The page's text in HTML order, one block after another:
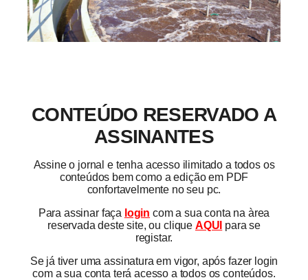
CONTEÚDO RESERVADO A
ASSINANTES
Assine o jornal e tenha acesso ilimitado a todos os
conteúdos bem como a edição em PDF
confortavelmente no seu pc.
Para assinar faça login com a sua conta na àrea
reservada deste site, ou clique AQUI para se
registar.
Se já tiver uma assinatura em vigor, após fazer login
com a sua conta terá acesso a todos os conteúdos.